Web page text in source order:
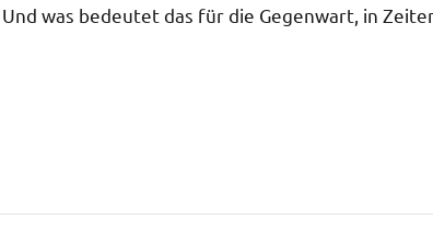
was bedeutet das für die Gegenwart, in